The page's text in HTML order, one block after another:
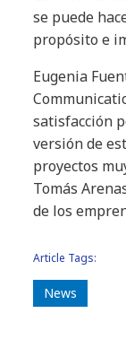
se puede
propósito e
Eugenia
satisfacción
versión de
proyectos
Tomás
de los
Article Tags:
News